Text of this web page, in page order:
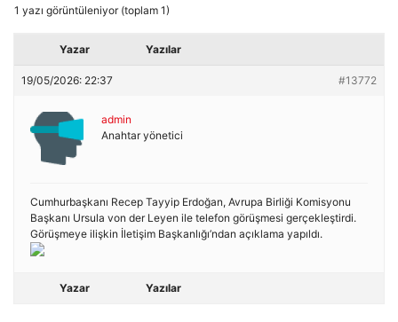
1 yazı görüntüleniyor (toplam 1)
Yazar Yazılar
19/05/2026: 22:37 #13772
admin
Anahtar yönetici
Cumhurbaşkanı Recep Tayyip Erdoğan, Avrupa Birliği Komisyonu
Başkanı Ursula von der Leyen ile telefon görüşmesi gerçekleştirdi.
Görüşmeye ilişkin İletişim Başkanlığı’ndan açıklama yapıldı.
Yazar Yazılar